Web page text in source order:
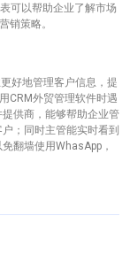
可以帮助企业了解市场
销策略。
好地管理客户信息，提
CRM外贸管理软件时遇
供商，能够帮助企业管
；同时主管能实时看到
翻墙使用WhasApp，